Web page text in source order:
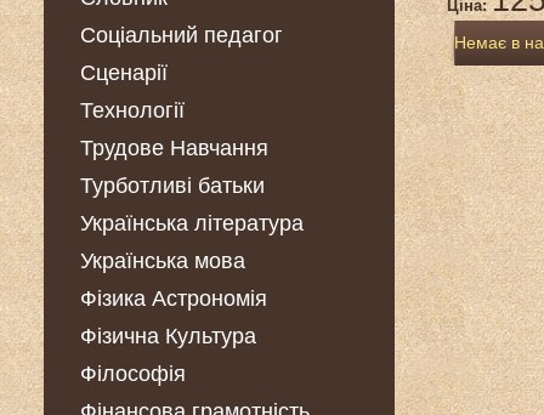
Соціальний педагог
Сценарії
Технології
Трудове Навчання
Турботливі батьки
Українська література
Українська мова
Фізика Астрономія
Фізична Культура
Філософія
Ціна:
Немає в